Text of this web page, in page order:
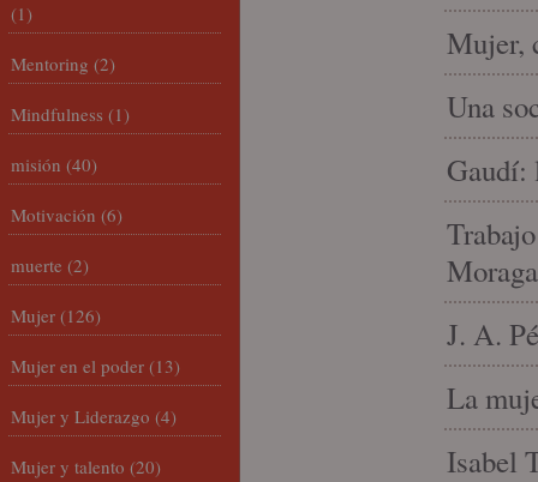
Mujer,
Una
Gaudí:
J. A.
La
Isabel
(1)
Mentoring (2)
Mindfulness (1)
misión (40)
Motivación (6)
muerte (2)
Mujer (126)
Mujer en el poder (13)
Mujer y Liderazgo (4)
Mujer y talento (20)